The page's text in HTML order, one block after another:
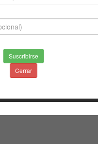
Suscribirse
Cerrar